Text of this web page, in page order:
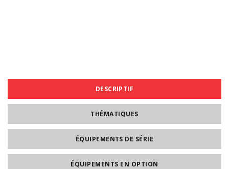
DESCRIPTIF
THÉMATIQUES
ÉQUIPEMENTS DE SÉRIE
ÉQUIPEMENTS EN OPTION